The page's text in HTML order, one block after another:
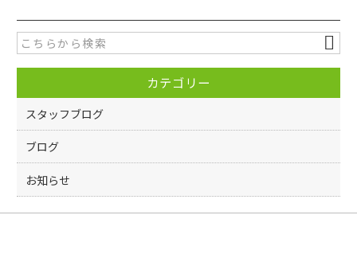
e
b
o
o
k
er
カテゴリー
スタッフブログ
ブログ
お知らせ